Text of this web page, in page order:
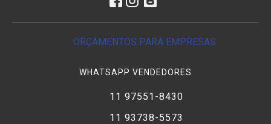
ORÇAMENTOS PARA EMPRESAS
WHATSAPP VENDEDORES
11 97551-8430
11 93738-5573